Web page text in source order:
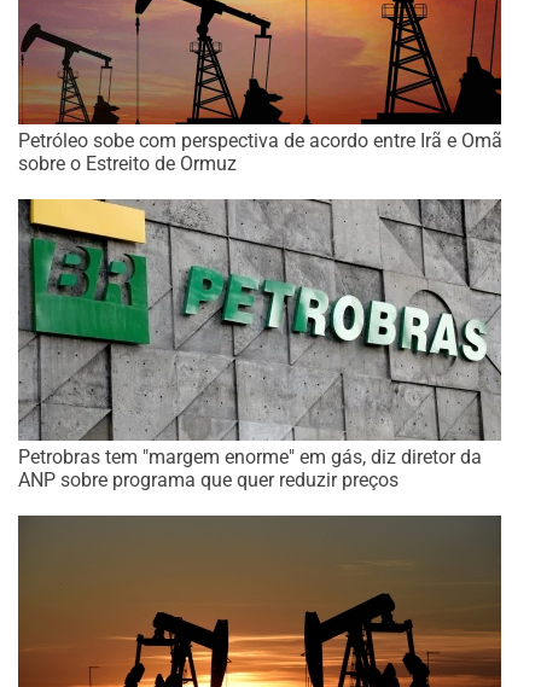
Petróleo sobe com perspectiva de acordo entre Irã e Omã
sobre o Estreito de Ormuz
Petrobras tem "margem enorme" em gás, diz diretor da
ANP sobre programa que quer reduzir preços